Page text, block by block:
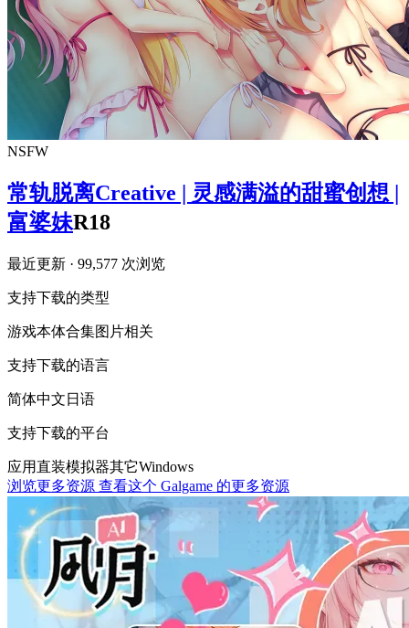
NSFW
常轨脱离Creative | 灵感满溢的甜蜜创想 |
富婆妹R18
最近更新 · 99,577 次浏览
支持下载的类型
游戏本体合集图片相关
支持下载的语言
简体中文 日语
支持下载的平台
应用直装模拟器其它Windows
浏览更多资源 查看这个 Galgame 的更多资源